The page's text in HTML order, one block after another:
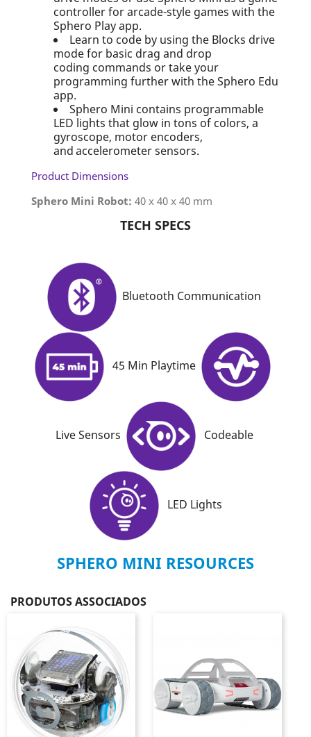
controller for arcade-style games with the
Sphero Play app.
Learn to code by using the Blocks drive
mode for basic drag and drop
coding commands or take your
programming further with the Sphero Edu
app.
Sphero Mini contains programmable
LED lights that glow in tons of colors, a
gyroscope, motor encoders,
and accelerometer sensors.
Product Dimensions
Sphero Mini Robot: 40 x 40 x 40 mm
TECH SPECS
Bluetooth Communication
45 Min Playtime
Live Sensors Codeable
LED Lights
SPHERO MINI RESOURCES
PRODUTOS ASSOCIADOS